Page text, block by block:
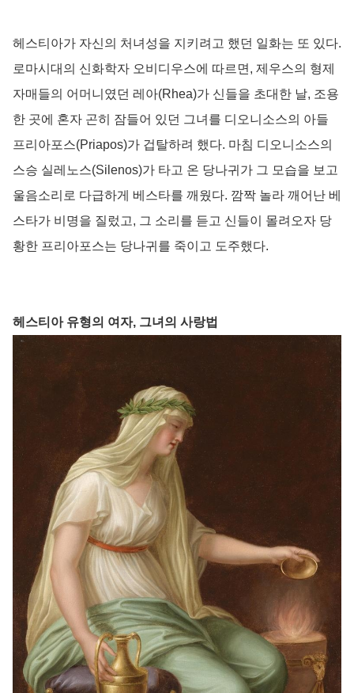
헤스티아가 자신의 처녀성을 지키려고 했던 일화는 또 있다.
로마시대의 신화학자 오비디우스에 따르면, 제우스의 형제
자매들의 어머니였던 레아(Rhea)가 신들을 초대한 날, 조용
한 곳에 혼자 곤히 잠들어 있던 그녀를 디오니소스의 아들
프리아포스(Priapos)가 겁탈하려 했다. 마침 디오니소스의
스승 실레노스(Silenos)가 타고 온 당나귀가 그 모습을 보고
울음소리로 다급하게 베스타를 깨웠다. 깜짝 놀라 깨어난 베
스타가 비명을 질렀고, 그 소리를 듣고 신들이 몰려오자 당
황한 프리아포스는 당나귀를 죽이고 도주했다.
헤스티아 유형의 여자, 그녀의 사랑법